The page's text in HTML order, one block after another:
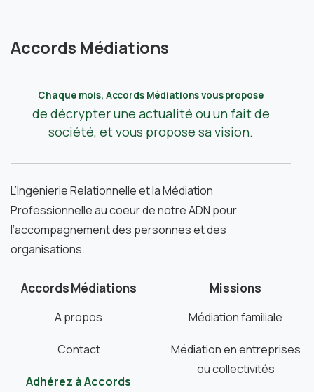
Accords Médiations
Chaque mois, Accords Médiations vous propose
de décrypter une actualité ou un fait de
société, et vous propose sa vision.
L’Ingénierie Relationnelle et la Médiation
Professionnelle au coeur de notre ADN pour
l’accompagnement des personnes et des
organisations.
Accords Médiations
A propos
Contact
Adhérez à Accords
Missions
Médiation familiale
Médiation en entreprises
ou collectivités